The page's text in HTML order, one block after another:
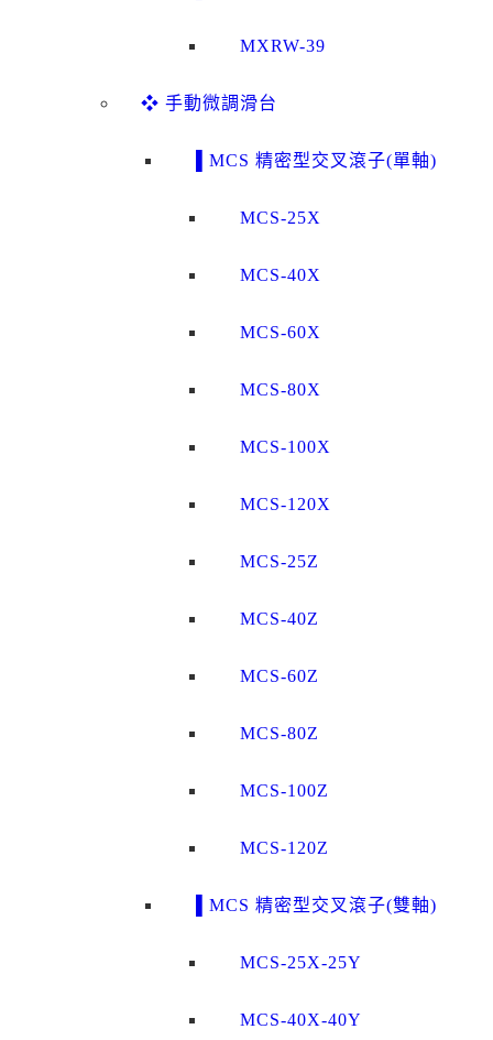
MXRW-39
❖ 手動微調滑台
▌MCS 精密型交叉滾子(單軸)
MCS-25X
MCS-40X
MCS-60X
MCS-80X
MCS-100X
MCS-120X
MCS-25Z
MCS-40Z
MCS-60Z
MCS-80Z
MCS-100Z
MCS-120Z
▌MCS 精密型交叉滾子(雙軸)
MCS-25X-25Y
MCS-40X-40Y